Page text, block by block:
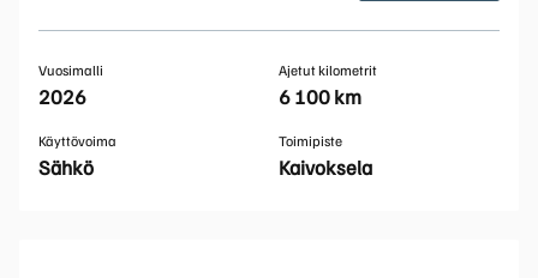
Vuosimalli
2026
Ajetut kilometrit
6 100 km
Käyttövoima
Sähkö
Toimipiste
Kaivoksela